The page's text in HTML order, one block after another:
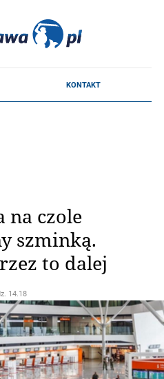
na czole
szminką.
to dalej
14.18